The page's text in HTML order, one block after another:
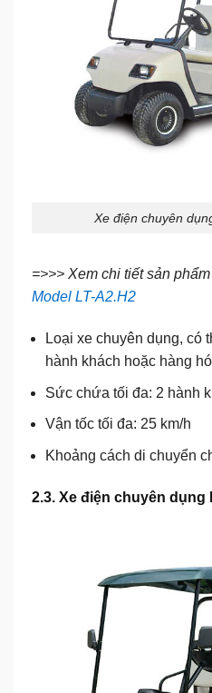
Xe điện chuyên
=>>> Xem chi tiết sản
Model LT-A2.H2
Loại xe chuyên dụng, có
hành khách hoặc hàng
Sức chứa tối đa: 2 hành
Vận tốc tối đa: 25 km/h
Khoảng cách di chuyển
2.3. Xe điện chuyên dụng